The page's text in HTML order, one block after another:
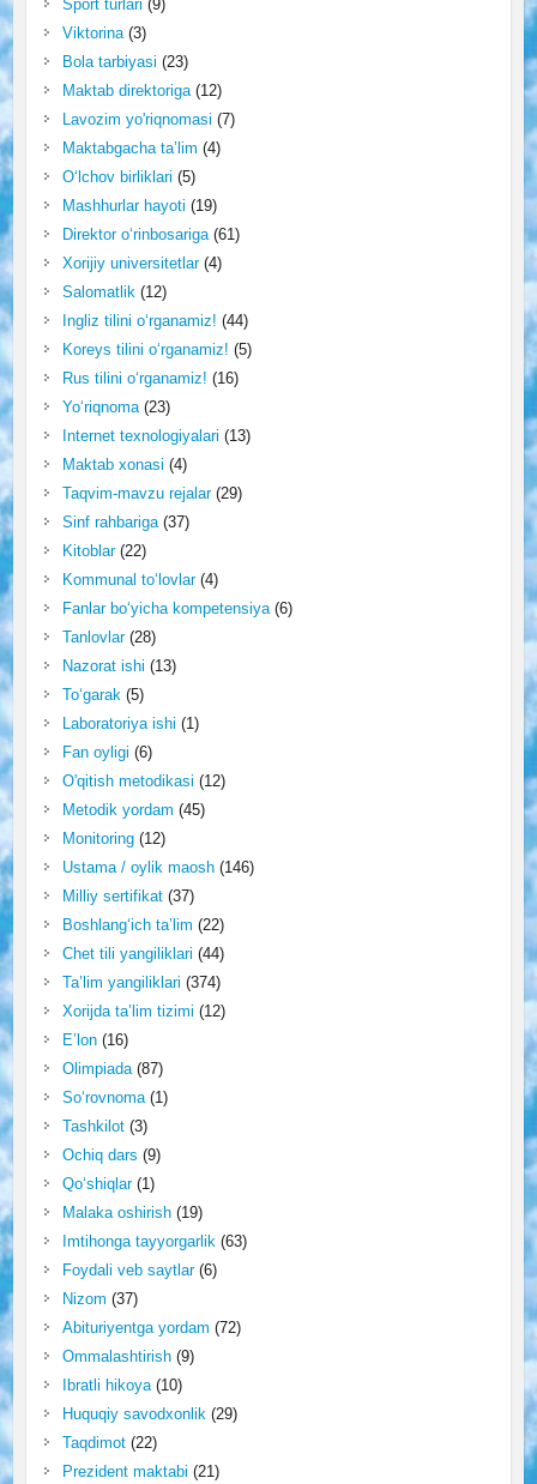
Sport turlari (9)
Viktorina(3)
Bola tarbiyasi (23)
Maktab direktoriga(12)
Lavozim yo'riqnomasi (7)
Maktabgacha ta’lim (4)
O‘lchov birliklari (5)
Mashhurlar hayoti (19)
Direktor o‘rinbosariga(61)
Xorijiy universitetlar(4)
Salomatlik(12)
Ingliz tilini o‘rganamiz! (44)
Koreys tilini o‘rganamiz! (5)
Rus tilini o‘rganamiz! (16)
Yo‘riqnoma(23)
Internet texnologiyalari (13)
Maktab xonasi (4)
Taqvim-mavzu rejalar(29)
Sinf rahbariga(37)
Kitoblar(22)
Kommunal to‘lovlar(4)
Fanlar bo‘yicha kompetensiya(6)
Tanlovlar(28)
Nazorat ishi (13)
To‘garak(5)
Laboratoriya ishi (1)
Fan oyligi (6)
O'qitish metodikasi (12)
Metodik yordam (45)
Monitoring(12)
Ustama / oylik maosh(146)
Milliy sertifikat(37)
Boshlang‘ich ta’lim (22)
Chet tili yangiliklari (44)
Ta’lim yangiliklari (374)
Xorijda ta’lim tizimi (12)
E’lon(16)
Olimpiada(87)
So‘rovnoma(1)
Tashkilot(3)
Ochiq dars (9)
Qo‘shiqlar(1)
Malaka oshirish(19)
Imtihonga tayyorgarlik(63)
Foydali veb saytlar(6)
Nizom (37)
Abituriyentga yordam (72)
Ommalashtirish(9)
Ibratli hikoya(10)
Huquqiy savodxonlik(29)
Taqdimot(22)
Prezident maktabi (21)